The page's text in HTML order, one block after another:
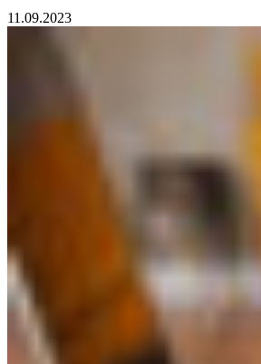
11.09.2023